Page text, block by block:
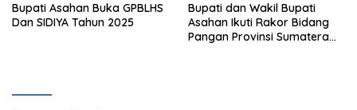
Bupati Asahan Buka GPBLHS
Dan SIDIYA Tahun 2025
Bupati dan Wakil Bupati
Asahan Ikuti Rakor Bidang
Pangan Provinsi Sumatera